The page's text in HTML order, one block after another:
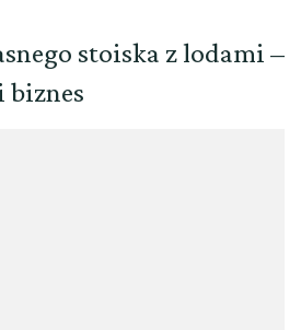
stoiska z lodami –
biznes